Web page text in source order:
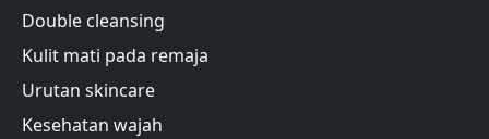
Double cleansing
Kulit mati pada remaja
Urutan skincare
Kesehatan wajah